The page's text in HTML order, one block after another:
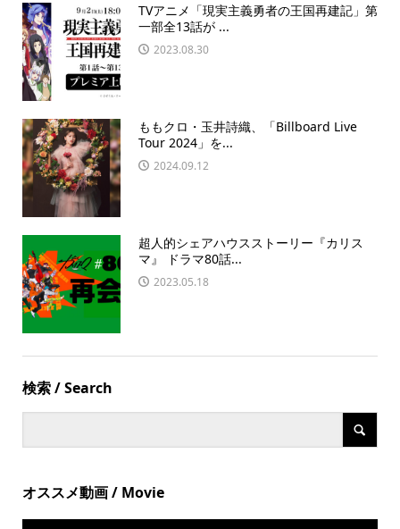
TVアニメ「現実主義勇者の王国再建記」第
一部全13話が ...
2023.08.30
ももクロ・玉井詩織、「Billboard Live
Tour 2024」を...
2024.09.12
超人的シェアハウスストーリー『カリス
マ』 ドラマ80話...
2023.05.18
検索 / Search
オススメ動画 / Movie